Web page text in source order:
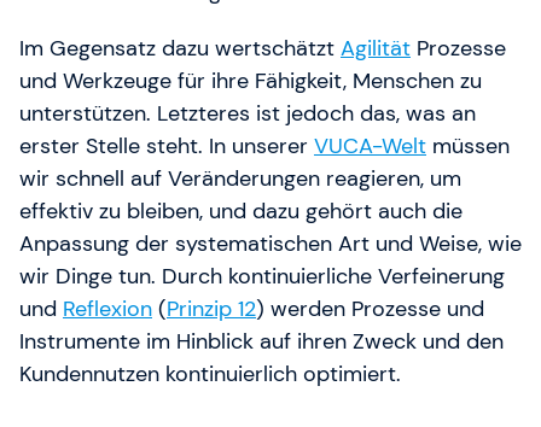
Im Gegensatz dazu wertschätzt Agilität Prozesse
und Werkzeuge für ihre Fähigkeit, Menschen zu
unterstützen. Letzteres ist jedoch das, was an
erster Stelle steht. In unserer VUCA-Welt müssen
wir schnell auf Veränderungen reagieren, um
effektiv zu bleiben, und dazu gehört auch die
Anpassung der systematischen Art und Weise, wie
wir Dinge tun. Durch kontinuierliche Verfeinerung
und Reflexion (Prinzip 12) werden Prozesse und
Instrumente im Hinblick auf ihren Zweck und den
Kundennutzen kontinuierlich optimiert.